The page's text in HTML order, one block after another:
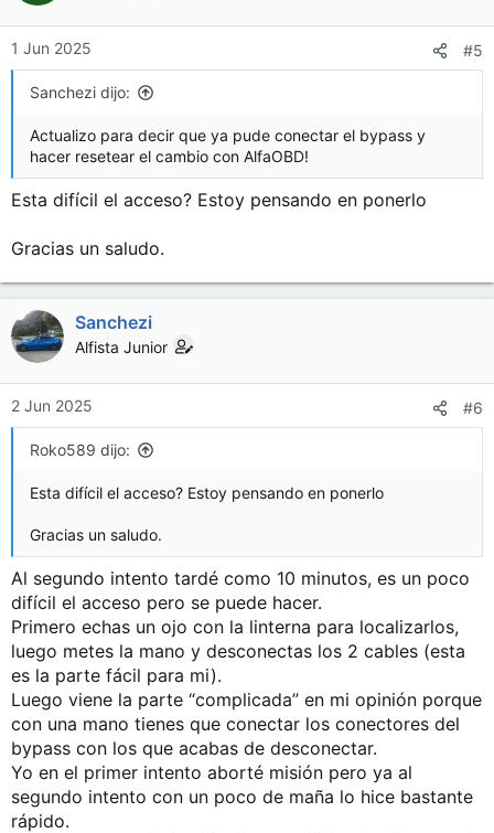
o
n
e
1 Jun 2025 #5
Sanchezi dijo:
Actualizo para decir que ya pude conectar el bypass y
hacer resetear el cambio con AlfaOBD!
Esta difícil el acceso? Estoy pensando en ponerlo
Gracias un saludo.
Sanchezi
Alfista Junior
2 Jun 2025 #6
Roko589 dijo:
Esta difícil el acceso? Estoy pensando en ponerlo
Gracias un saludo.
Al segundo intento tardé como 10 minutos, es un poco
difícil el acceso pero se puede hacer.
Primero echas un ojo con la linterna para localizarlos,
luego metes la mano y desconectas los 2 cables (esta
es la parte fácil para mi).
Luego viene la parte “complicada” en mi opinión porque
con una mano tienes que conectar los conectores del
bypass con los que acabas de desconectar.
Yo en el primer intento aborté misión pero ya al
segundo intento con un poco de maña lo hice bastante
rápido.